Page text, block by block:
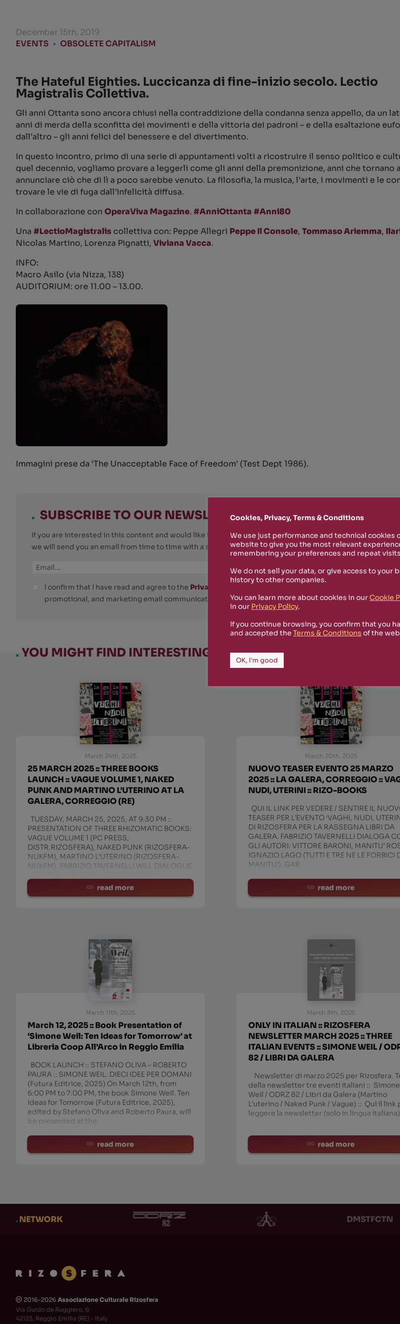
December 15th, 2019
EVENTS • OBSOLETE CAPITALISM
The Hateful Eighties. Luccicanza di fine-inizio secolo. Lectio
Magistralis Collettiva.
Gli anni Ottanta sono ancora chiusi nella contraddizione della condanna senza appello, da un
anni di merda della sconfitta dei movimenti e della vittoria dei padroni – e della esaltazione
dall’altro – gli anni felici del benessere e del divertimento.
In questo incontro, primo di una serie di appuntamenti volti a ricostruire il senso politico e
quel decennio, vogliamo provare a leggerli come gli anni della premonizione, anni che
annunciare ciò che di lì a poco sarebbe venuto. La filosofia, la musica, l’arte, i movimenti e le
trovare le vie di fuga dall’infelicità diffusa.
In collaborazione con OperaViva Magazine. #AnniOttanta #Anni80
Una #LectioMagistralis collettiva con: Peppe Allegri Peppe Il Console, Tommaso Ariemma,
Nicolas Martino, Lorenza Pignatti, Viviana Vacca.
INFO:
Macro Asilo (via Nizza, 138)
AUDITORIUM: ore 11.00 – 13.00.
Immagini prese da ‘The Unacceptable Face of Freedom’ (Test Dept 1986).
. SUBSCRIBE TO OUR NEWSLETTER
If you are interested in this content and would like to stay up-to-date on new Rizosfera productions,
we will send you an email from time to time with a summary of the latest news you may have missed.
I confirm that I have read and agree to the Privacy Policy
promotional, and marketing email communications from Rizosfera.
. YOU MIGHT FIND INTERESTING:
March 24th, 2025
25 MARCH 2025 :: THREE BOOKS
LAUNCH :: VAGUE VOLUME 1, NAKED
PUNK AND MARTINO L’UTERINO AT LA
GALERA, CORREGGIO (RE)
TUESDAY, MARCH 25, 2025, AT 9:30 PM ::
PRESENTATION OF THREE RHIZOMATIC BOOKS:
VAGUE VOLUME 1 (PC PRESS,
DISTR.RIZOSFERA), NAKED PUNK (RIZOSFERA-
NUKFM), MARTINO L’UTERINO (RIZOSFERA-
NUKFM). FABRIZIO TAVERNELLI WILL DIALOGUE
MANITU’ ROSSI, AND IGNread more
March 20th, 2025
NUOVO TEASER EVENTO 25 MARZO
2025 :: LA GALERA, CORREGGIO ::
NUDI, UTERINI :: RIZO-BOOKS
QUI IL LINK PER VEDERE / SENTIRE IL
TEASER PER L’EVENTO ‘VAGHI, NUDI,
DI RIZOSFERA PER LA RASSEGNA LIBRI DA
GALERA. FABRIZIO TAVERNELLI DIALOGA
GLI AUTORI: VITTORE BARONI, MANITU’
IGNAZIO LAGO (TUTTI E TRE NE LE FORBICI
MANITU’), GAB
read more
March 11th, 2025
March 12, 2025 :: Book Presentation of
‘Simone Weil: Ten Ideas for Tomorrow’ at
Libreria Coop All’Arco in Reggio Emilia
BOOK LAUNCH :: STEFANO OLIVA – ROBERTO
PAURA :: SIMONE WEIL. DIECI IDEE PER DOMANI
(Futura Editrice, 2025) On March 12th, from
6:00 PM to 7:00 PM, the book Simone Weil. Ten
Ideas for Tomorrow (Futura Editrice, 2025),
edited by Stefano Oliva and Roberto Paura, will
be presented at the
read more
March 8th, 2025
ONLY IN ITALIAN :: RIZOSFERA
NEWSLETTER MARCH 2025 :: THREE
ITALIAN EVENTS :: SIMONE WEIL /
82 / LIBRI DA GALERA
Newsletter di marzo 2025 per Rizosfera.
della newsletter tre eventi italiani :: Simone
Weil / ODRZ 82 / Libri da Galera (Martino
L’uterino / Naked Punk / Vague) :: Qui il link
leggere la newsletter (solo in lingua
read more
.NETWORK
🅭 2016-2026 Associazione Culturale Rizosfera
Via Guido de Ruggiero, 6
42123, Reggio Emilia (RE) - Italy
Cookies, Privacy, Terms & Conditions
We use just performance and technical cookies
website to give you the most relevant
remembering your preferences and repeat
We do not sell your data, or give access to your
history to other companies.
You can learn more about cookies in ourCookie
in our Privacy Policy.
If you continue browsing, you confirm that you
and accepted the Terms & Conditions of the
OK, I'm good